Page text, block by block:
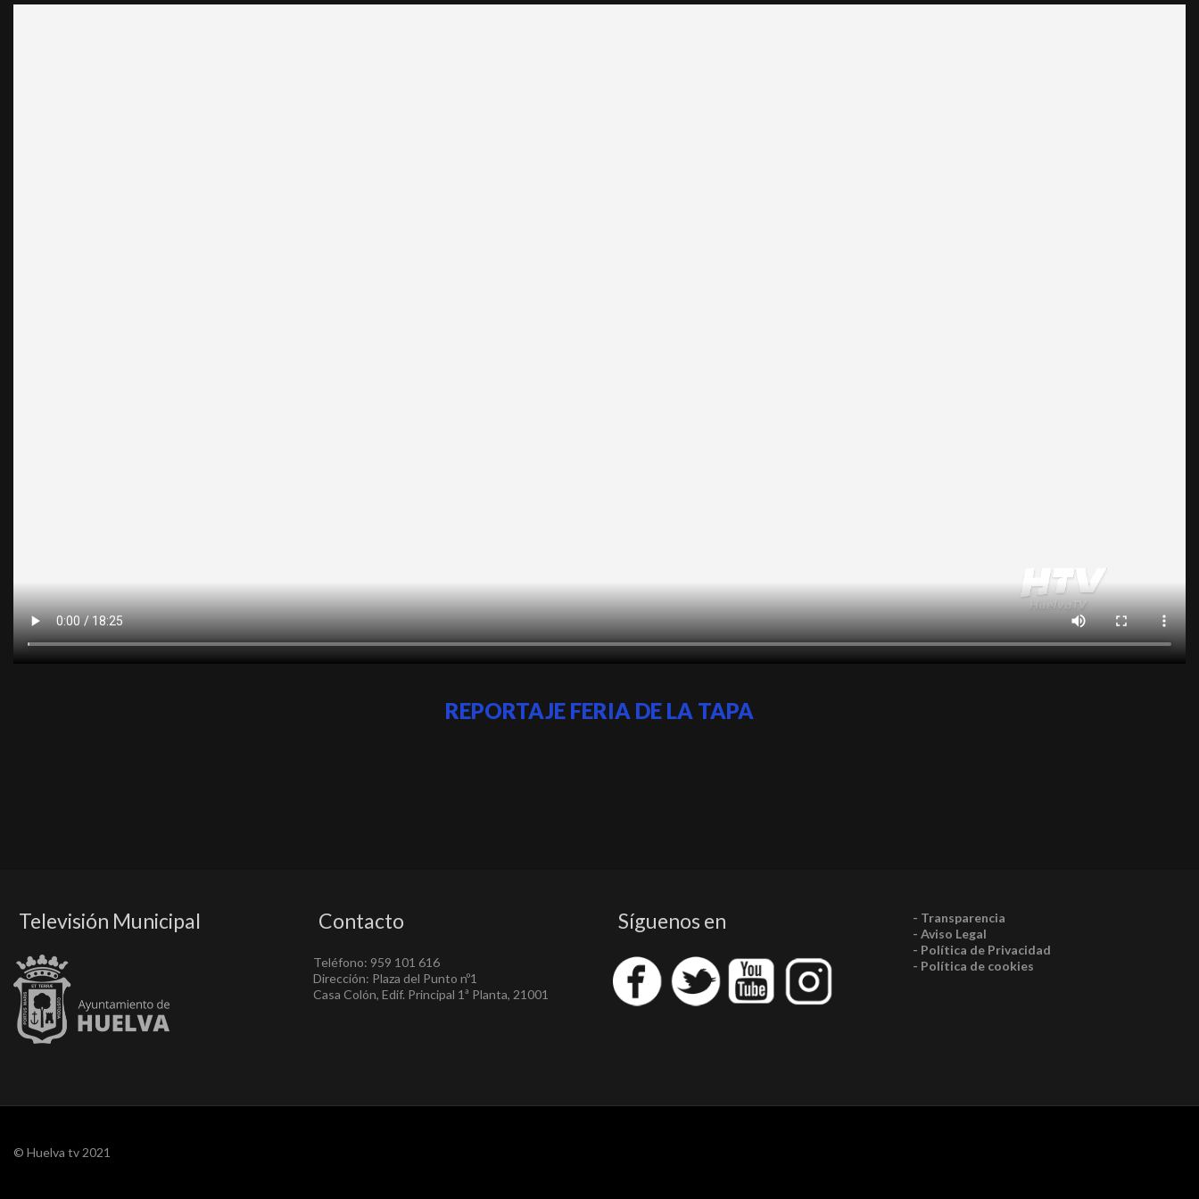
REPORTAJE FERIA DE LA TAPA
Televisión Municipal Contacto
Teléfono: 959 101 616
Dirección: Plaza del Punto nº1
Casa Colón, Edif. Principal 1ª Planta, 21001
Síguenos en
- Transparencia
- Aviso Legal
- Política de Privacidad
- Política de cookies
© Huelva tv 2021